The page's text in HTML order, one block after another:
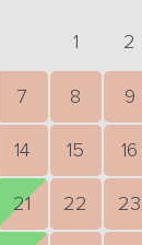
1 2
7 8 9
14 15 16
21 22 23